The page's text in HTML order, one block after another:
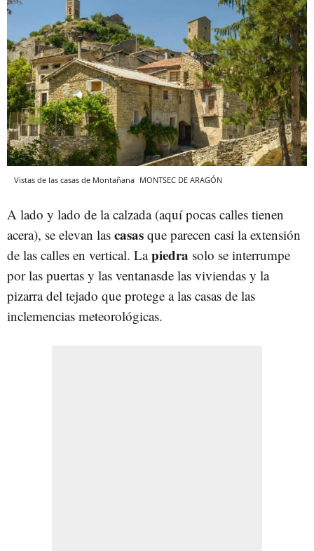
Vistas de las casas de Montañana MONTSEC DE ARAGÓN
A lado y lado de la calzada (aquí pocas calles tienen
acera), se elevan las casas que parecen casi la extensión
de las calles en vertical. Lapiedra solo se interrumpe
por las puertas y las ventanasde las viviendas y la
pizarra del tejado que protege a las casas de las
inclemencias meteorológicas.